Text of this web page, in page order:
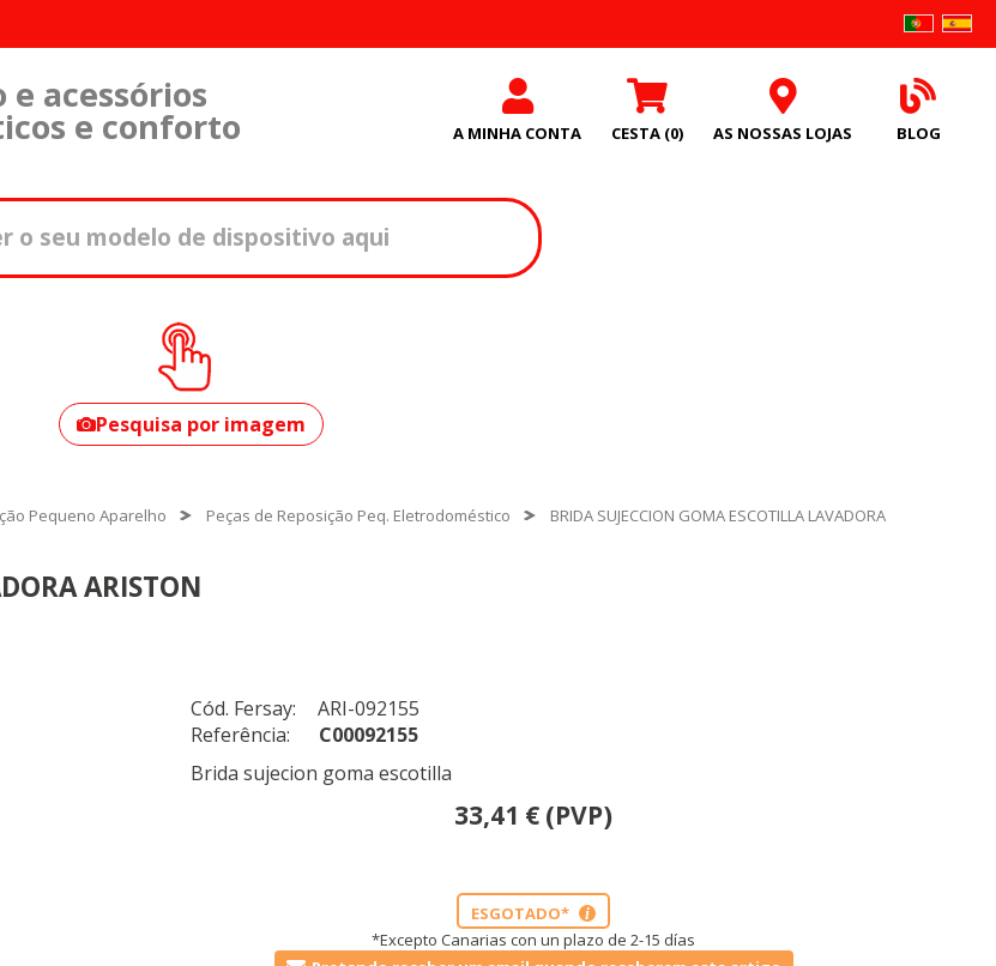
e acessórios
e conforto A MINHA CONTA CESTA (0) AS NOSSAS LOJAS BLOG
seu modelo?
Pesquisa por imagem
Pequeno Aparelho Peças de Reposição Peq. Eletrodoméstico
BRIDA SUJECCION GOMA ESCOTILLA LAVADORA
ARISTON
Cód. Fersay:
ARI-092155
Referência:
C00092155
Brida sujecion goma escotilla
33,41 € (PVP)
ESGOTADO* i
*Excepto Canarias con un plazo de 2-15 días